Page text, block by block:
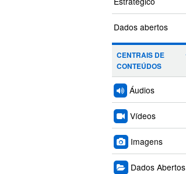
Dados abertos
CENTRAIS DE
CONTEÚDOS
Áudios
Vídeos
Imagens
Dados Abertos